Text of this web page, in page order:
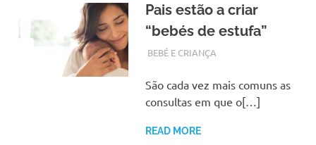
Pais estão a criar
“bebés de estufa”
SETEMBRO 19, 2018
ADMIN
BEBÉ E CRIANÇA
São cada vez mais comuns as
consultas em que o[…]
READ MORE